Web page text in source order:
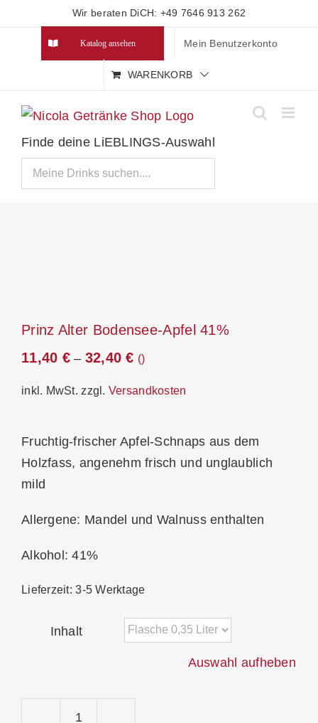
Wir beraten DiCH: +49 7646 913 262
Katalog ansehen Mein Benutzerkonto
WARENKORB
Finde deine LiEBLINGS-Auswahl
Prinz Alter Bodensee-Apfel 41%
11,40 €– 32,40€
inkl. MwSt. zzgl. Versandkosten
Fruchtig-frischer Apfel-Schnaps aus dem
Holzfass, angenehm frisch und unglaublich
mild
Allergene: Mandel und Walnuss enthalten
Alkohol: 41%
Lieferzeit:3-5 Werktage
Inhalt
Auswahl aufheben